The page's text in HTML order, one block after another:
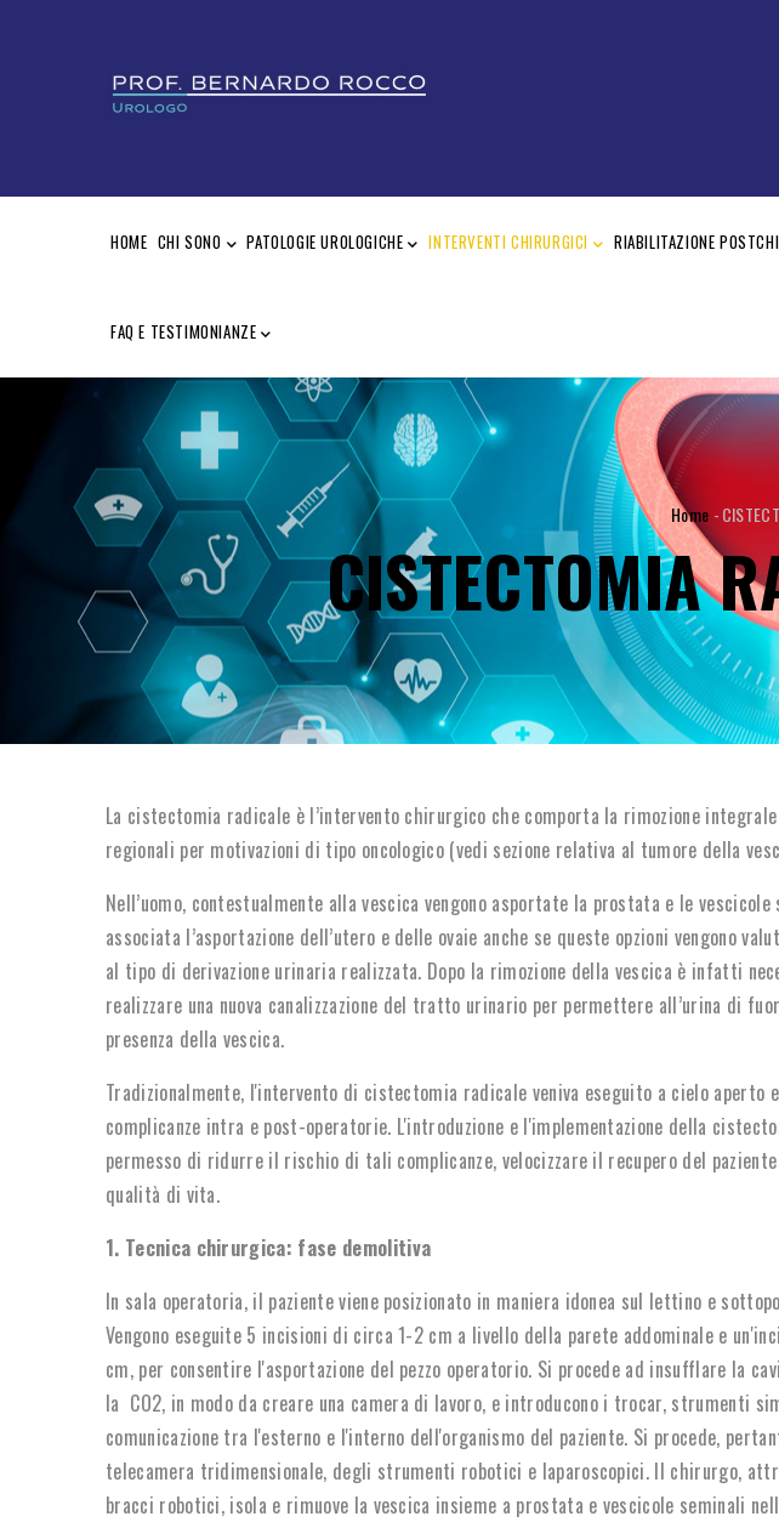
NAVIGATION
HOME CHI SONO PATOLOGIE UROLOGICHE INTERVENTI CHIRURGICI RIABILITAZIONE
FAQ E TESTIMONIANZE
BRICIOLE
DI
PANE
Home -
CISTECTOMIA
La cistectomia radicale è l’intervento chirurgico che comporta la rimozione
regionali per motivazioni di tipo oncologico (vedi sezione relativa al tumore della
Nell’uomo, contestualmente alla vescica vengono asportate la prostata e le vescicole
associata l’asportazione dell’utero e delle ovaie anche se queste opzioni vengono
al tipo di derivazione urinaria realizzata. Dopo la rimozione della vescica è infatti
realizzare una nuova canalizzazione del tratto urinario per permettere all’urina di
presenza della vescica.
Tradizionalmente, l'intervento di cistectomia radicale veniva eseguito a cielo aperto
complicanze intra e post-operatorie. L'introduzione e l'implementazione della
permesso di ridurre il rischio di tali complicanze, velocizzare il recupero del
qualità di vita.
1. Tecnica chirurgica: fase demolitiva
In sala operatoria, il paziente viene posizionato in maniera idonea sul lettino e
Vengono eseguite 5 incisioni di circa 1-2 cm a livello della parete addominale e
cm, per consentire l'asportazione del pezzo operatorio. Si procede ad insufflare la
la CO2, in modo da creare una camera di lavoro, e introducono i trocar, strumenti
comunicazione tra l'esterno e l'interno dell'organismo del paziente. Si procede,
telecamera tridimensionale, degli strumenti robotici e laparoscopici. Il chirurgo,
bracci robotici, isola e rimuove la vescica insieme a prostata e vescicole seminali